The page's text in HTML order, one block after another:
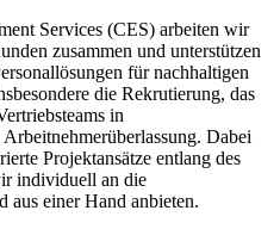
Services (CES) arbeiten wir
zusammen und unterstützen
für nachhaltigen
die Rekrutierung, das
in
Dabei
Projektansätze entlang des
individuell an die
aus einer Hand anbieten.